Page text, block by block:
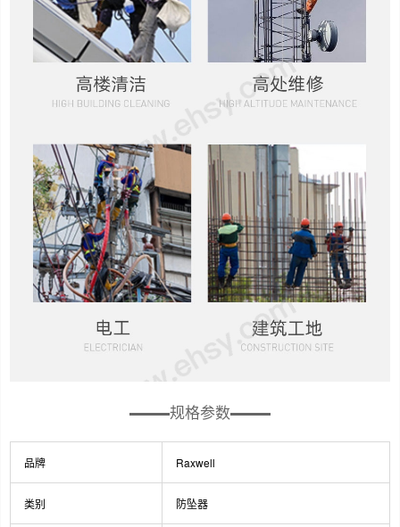
规格参数
品牌 Raxwell
类别 防坠器